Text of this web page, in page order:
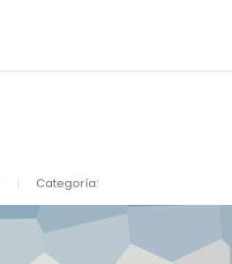
Categoría: